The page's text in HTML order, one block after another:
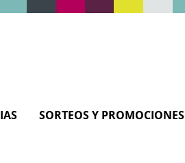
SORTEOS Y PROMOCIONES